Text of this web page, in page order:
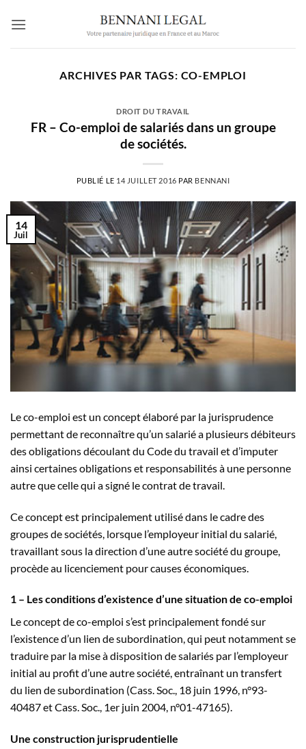
ARCHIVES PAR TAGS: CO-EMPLOI
DROIT DU TRAVAIL
FR – Co-emploi de salariés dans un groupe
de sociétés.
PUBLIÉ LE 14 JUILLET 2016 PAR BENNANI
14
Juil
Le co-emploi est un concept élaboré par la jurisprudence
permettant de reconnaître qu’un salarié a plusieurs débiteurs
des obligations découlant du Code du travail et d’imputer
ainsi certaines obligations et responsabilités à une personne
autre que celle qui a signé le contrat de travail.
Ce concept est principalement utilisé dans le cadre des
groupes de sociétés, lorsque l’employeur initial du salarié,
travaillant sous la direction d’une autre société du groupe,
procède au licenciement pour causes économiques.
1 – Les conditions d’existence d’une situation de co-emploi
Le concept de co-emploi s’est principalement fondé sur
l’existence d’un lien de subordination, qui peut notamment se
traduire par la mise à disposition de salariés par l’employeur
initial au profit d’une autre société, entraînant un transfert
du lien de subordination (Cass. Soc., 18 juin 1996, n°93-
40487 et Cass. Soc., 1er juin 2004, n°01-47165).
Une construction jurisprudentielle